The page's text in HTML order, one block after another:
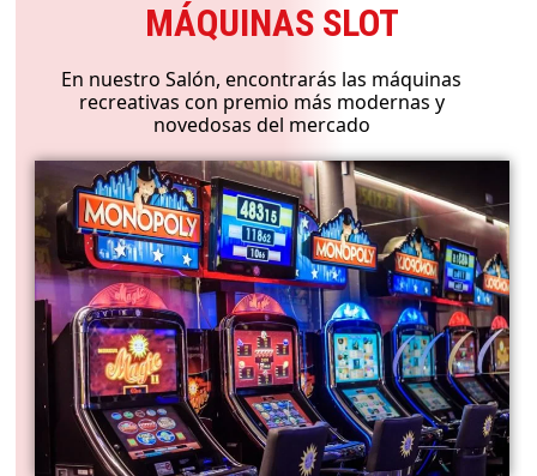
MÁQUINAS SLOT
En nuestro Salón, encontrarás las máquinas
recreativas con premio más modernas y
novedosas del mercado